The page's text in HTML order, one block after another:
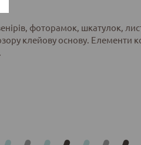
фоторамок, шкатулок,
клейову основу. Елементи